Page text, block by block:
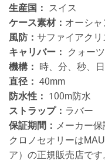
生産国： スイス
ケース素材： オーシ
風防： サファイアク
キャリバー： クォーツ
機構： 時、分、秒、
直径： 40mm
防水性： 100m防水
ストラップ： ラバー
保証期間： メーカー
クロノセオリーは
ア）の正規販売店です。